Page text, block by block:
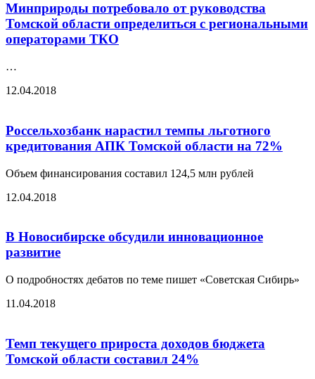
Минприроды потребовало от руководства
Томской области определиться с региональными
операторами ТКО
…
12.04.2018
Россельхозбанк нарастил темпы льготного
кредитования АПК Томской области на 72%
Объем финансирования составил 124,5 млн рублей
12.04.2018
В Новосибирске обсудили инновационное
развитие
О подробностях дебатов по теме пишет «Советская Сибирь»
11.04.2018
Темп текущего прироста доходов бюджета
Томской области составил 24%